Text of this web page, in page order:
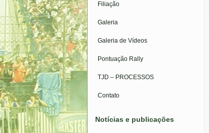
Filiação
Galeria
Galeria de Vídeos
Pontuação Rally
TJD – PROCESSOS
Contato
Notícias e publicações